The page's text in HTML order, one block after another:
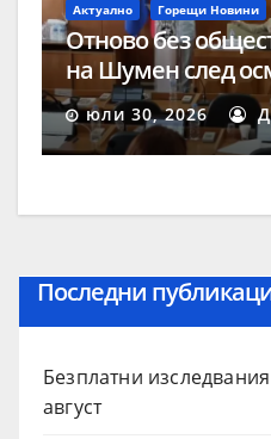
Актуално Горещи Новини
Отново без
на Шумен след
процедура
юли 30, 2026
Последни
Безплатни
август